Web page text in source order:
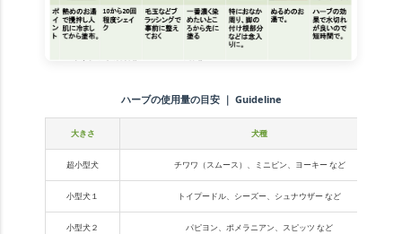
ハーブの使用量の目安 ｜ Guideline
大きさ 犬種
超小型犬 チワワ（スムース）、ミニピン、ヨーキー など
小型犬１ トイプードル、シーズー、シュナウザー など
小型犬２ パピヨン、ポメラニアン、スピッツ など